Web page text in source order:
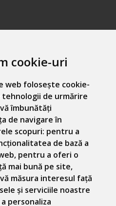
cookie-uri
web folosește cookie-
tehnologii de urmărire
îmbunătăți
de navigare în
scopuri: pentru a
de bază a
, pentru a oferi o
mai bună pe site,
măsura interesul față
și serviciile noastre
personaliza
GDPR
100% prevederile GDPR.
mele personale